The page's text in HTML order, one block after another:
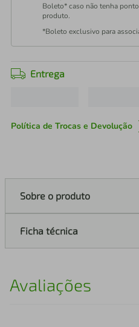
Boleto* caso não tenha
produto.
*Boleto exclusivo para
Entrega
Política de Trocas e Devolução
Sobre o produto
Ficha técnica
Avaliações